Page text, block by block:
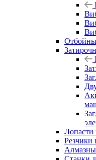
Лопасти
Резчики